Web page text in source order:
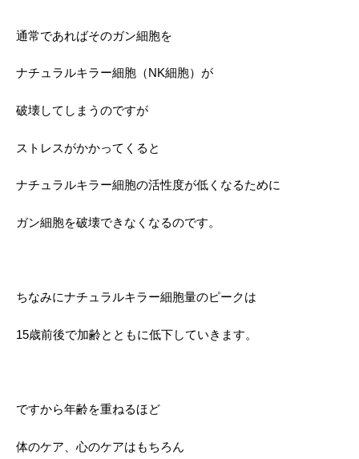
通常であればそのガン細胞を
ナチュラルキラー細胞（NK細胞）が
破壊してしまうのですが
ストレスがかかってくると
ナチュラルキラー細胞の活性度が低くなるために
ガン細胞を破壊できなくなるのです。
ちなみにナチュラルキラー細胞量のピークは
15歳前後で加齢とともに低下していきます。
ですから年齢を重ねるほど
体のケア、心のケアはもちろん